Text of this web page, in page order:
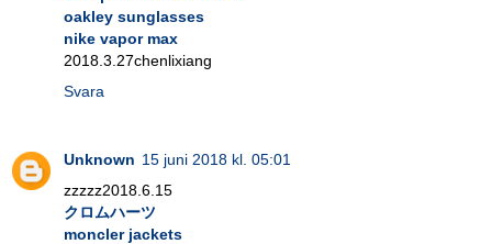
oakley sunglasses
nike vapor max
2018.3.27chenlixiang
Svara
Unknown 15 juni 2018 kl. 05:01
zzzzz2018.6.15
クロムハーツ
moncler jackets